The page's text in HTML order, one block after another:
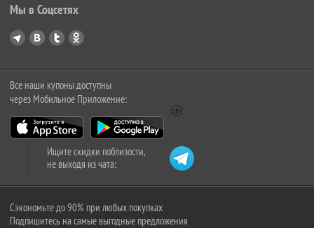
Мы в Соцсетях
Все наши купоны доступны
через Мобильное Приложение:
Ищите скидки поблизости,
не выходя из чата:
Сэкономьте до 90% при любых покупках
Подпишитесь на самые выгодные предложения